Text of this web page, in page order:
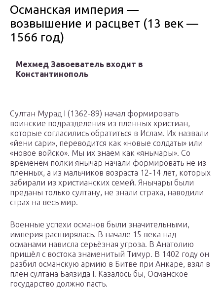
Османская империя —
возвышение и расцвет (13 век —
1566 год)
Мехмед Завоеватель входит в
Константинополь
Султан Мурад I (1362-89) начал формировать
воинские подразделения из пленных христиан,
которые согласились обратиться в Ислам. Их назвали
«йени сари», переводится как «новые солдаты» или
«новое войско». Мы их знаем как «янычары». Со
временем полки янычар начали формировать не из
пленных, а из мальчиков возраста 12-14 лет, которых
забирали из христианских семей. Янычары были
преданы только султану, не знали страха, наводили
страх на весь мир.
Военные успехи османов были значительными,
империя расширялась. В начале 15 века над
османами нависла серьёзная угроза. В Анатолию
пришёл с востока знаменитый Тимур. В 1402 году он
разбил османскую армию в Битве при Анкаре, взял в
плен султана Баязида I. Казалось бы, Османское
государство должно пасть.